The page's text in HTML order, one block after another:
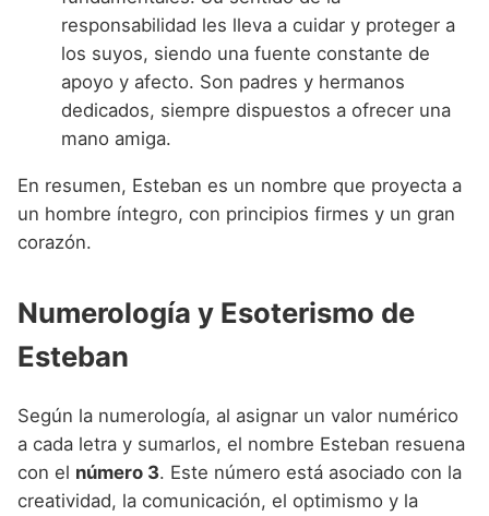
responsabilidad les lleva a cuidar y proteger a
los suyos, siendo una fuente constante de
apoyo y afecto. Son padres y hermanos
dedicados, siempre dispuestos a ofrecer una
mano amiga.
En resumen, Esteban es un nombre que proyecta a
un hombre íntegro, con principios firmes y un gran
corazón.
Numerología y Esoterismo de
Esteban
Según la numerología, al asignar un valor numérico
a cada letra y sumarlos, el nombre Esteban resuena
con el número 3. Este número está asociado con la
creatividad, la comunicación, el optimismo y la